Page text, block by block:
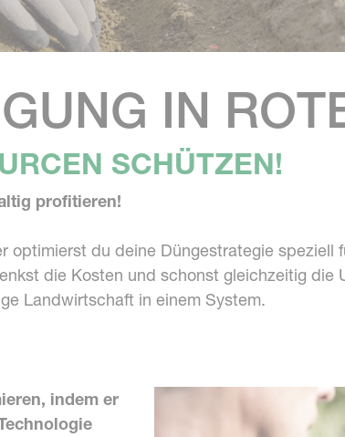
IN
SCHÜTZEN!
profitieren!
optimierst du deine Düngestrategie speziell
die Kosten und schonst gleichzeitig die
Landwirtschaft in einem System.
indem er